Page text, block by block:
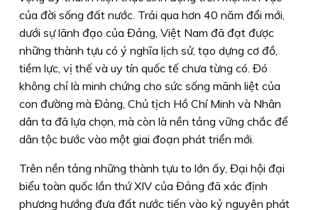
của đời sống đất nước. Trải qua hơn 40 năm đổi mới,
dưới sự lãnh đạo của Đảng, Việt Nam đã đạt được
những thành tựu có ý nghĩa lịch sử, tạo dựng cơ đồ,
tiềm lực, vị thế và uy tín quốc tế chưa từng có. Đó
không chỉ là minh chứng cho sức sống mãnh liệt của
con đường mà Đảng, Chủ tịch Hồ Chí Minh và Nhân
dân ta đã lựa chọn, mà còn là nền tảng vững chắc để
dân tộc bước vào một giai đoạn phát triển mới.
Trên nền tảng những thành tựu to lớn ấy, Đại hội đại
biểu toàn quốc lần thứ XIV của Đảng đã xác định
phương hướng đưa đất nước tiến vào kỷ nguyên phát